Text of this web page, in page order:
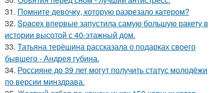
31. Помните девочку, которую разрезало катером?
32. Spacex впервые запустила самую большую ракету в
истории высотой с 40-этажный дом.
33. Татьяна терёшина рассказала о подарках своего
бывшего - Андрея губина.
34. Россияне до 39 лет могут получить статус молодёжи
по версии минздрава.